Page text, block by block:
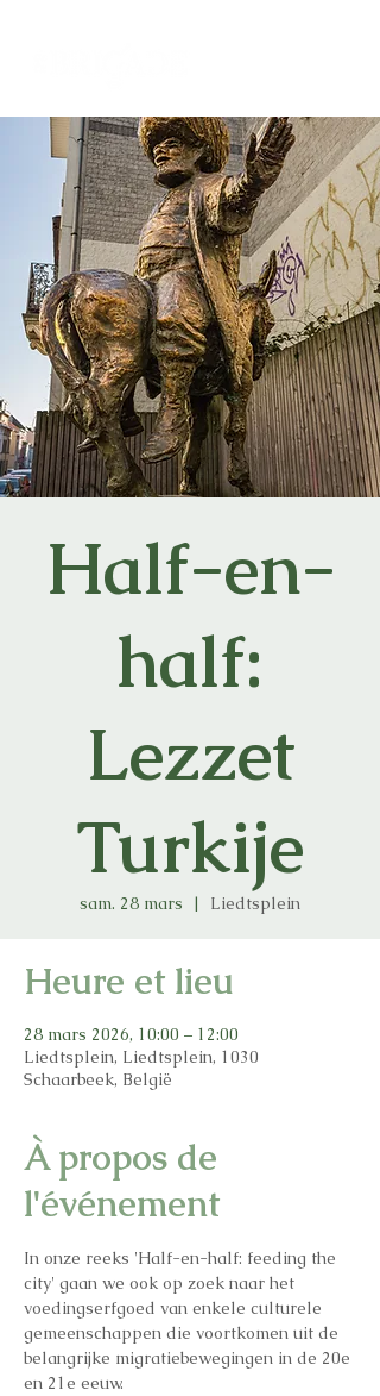
Half-en-
half:
Lezzet
Turkije
sam. 28 mars
  |
Liedtsplein
Heure et lieu
28 mars 2026, 10:00 – 12:00
Liedtsplein, Liedtsplein, 1030
Schaarbeek, België
À propos de
l'événement
In onze reeks 'Half-en-half: feeding the
city' gaan we ook op zoek naar het
voedingserfgoed van enkele culturele
gemeenschappen die voortkomen uit de
belangrijke migratiebewegingen in de 20e
en 21e eeuw.